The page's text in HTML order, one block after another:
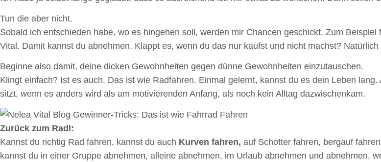
Tun die aber nicht.
Sobald ich entschieden habe, wo es hingehen soll, werden mir Chancen geschickt. Zum
Vital. Damit kannst du abnehmen. Klappt es, wenn du das nur kaufst und nicht machst?
Beginne also damit, deine dicken Gewohnheiten gegen dünne Gewohnheiten einzutauschen.
Klingt einfach? Ist es auch. Das ist wie Radfahren. Einmal gelernt, kannst du es dein Leben
sitzt, wenn es anders wird als am motivierenden Anfang, als noch kein Alltag dazwischenkam.
Zurück zum Radl:
Kannst du richtig Rad fahren, kannst du auch Kurven fahren, auf Schotter fahren, bergauf
kannst du in einer Gruppe abnehmen, alleine abnehmen, im Urlaub abnehmen und abnehmen,